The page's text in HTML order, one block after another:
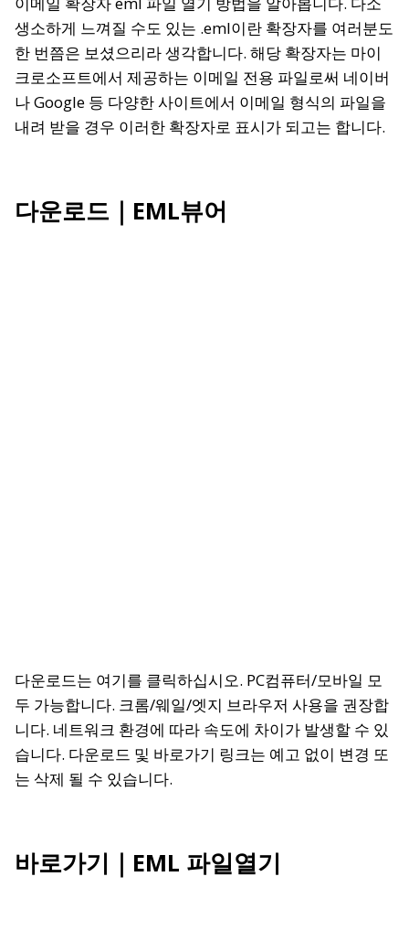
생소하게 느껴질 수도 있는 .eml이란 확장자를 여러분도
한 번쯤은 보셨으리라 생각합니다. 해당 확장자는 마이
크로소프트에서 제공하는 이메일 전용 파일로써 네이버
나 Google 등 다양한 사이트에서 이메일 형식의 파일을
내려 받을 경우 이러한 확장자로 표시가 되고는 합니다.
다운로드｜EML뷰어
다운로드는 여기를 클릭하십시오. PC컴퓨터/모바일 모
두 가능합니다. 크롬/웨일/엣지 브라우저 사용을 권장합
니다. 네트워크 환경에 따라 속도에 차이가 발생할 수 있
습니다. 다운로드 및 바로가기 링크는 예고 없이 변경 또
는 삭제 될 수 있습니다.
바로가기｜EML 파일열기